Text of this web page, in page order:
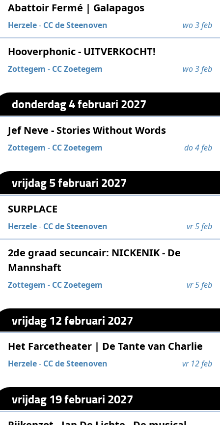
Abattoir Fermé | Galapagos
Herzele- CC de Steenoven wo 3 feb
Hooverphonic - UITVERKOCHT!
Zottegem - CC Zoetegem wo 3 feb
donderdag 4 februari 2027
Jef Neve - Stories Without Words
Zottegem - CC Zoetegem do 4 feb
vrijdag 5 februari 2027
SURPLACE
Herzele- CC de Steenoven vr 5 feb
2de graad secuncair: NICKENIK - De
Mannshaft
Zottegem - CC Zoetegem vr 5 feb
vrijdag 12 februari 2027
Het Farcetheater | De Tante van Charlie
Herzele- CC de Steenoven vr 12 feb
vrijdag 19 februari 2027